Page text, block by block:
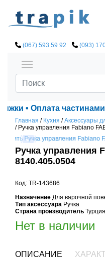
(067) 593 59 92 (093)
• Оплата
Главная / Кухня /Аксессуары
/ Ручка управления Fabiano
Ручка управления
8140.405.0504
Код: TR-143686
Назначение Для варочной
Тип аксессуара Ручка
Страна производитель Турция
Нет в наличии
ОПИСАНИЕ